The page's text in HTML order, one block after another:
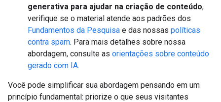
generativa para ajudar na criação de conteúdo,
verifique se o material atende aos padrões dos
Fundamentos da Pesquisa e das nossas políticas
contra spam. Para mais detalhes sobre nossa
abordagem, consulte as orientações sobre conteúdo
gerado com IA.
Você pode simplificar sua abordagem pensando em um
princípio fundamental: priorize o que seus visitantes